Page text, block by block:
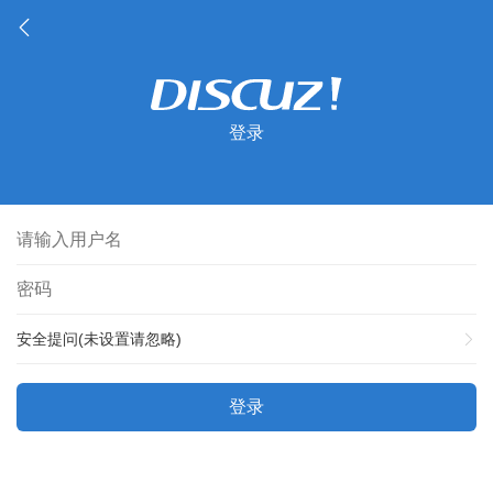
登录
安全提问(未设置请忽略)
登录